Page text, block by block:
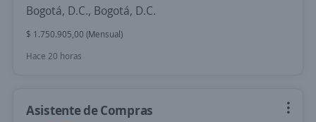
Bogotá, D.C., Bogotá, D.C.
$ 1.750.905,00 (Mensual)
Hace 20 horas
Asistente de Compras